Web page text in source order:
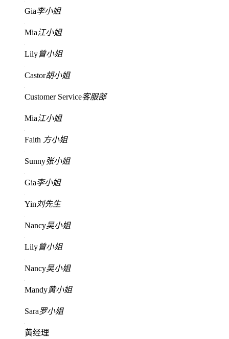
Gia李小姐
Mia江小姐
Lily曾小姐
Castor胡小姐
Customer Service客服部
Mia江小姐
Faith 方小姐
Sunny张小姐
Gia李小姐
Yin 刘先生
Nancy吴小姐
Lily曾小姐
Nancy吴小姐
Mandy黄小姐
Sara罗小姐
黄经理